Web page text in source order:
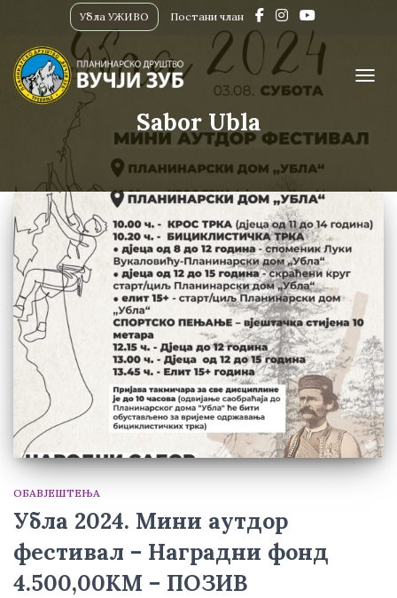
Убла УЖИВО Постани члан
Sabor Ubla
ОБАВЈЕШТЕЊА
Убла 2024. Мини аутдор
фестивал – Наградни фонд
4.500,00КМ – ПОЗИВ